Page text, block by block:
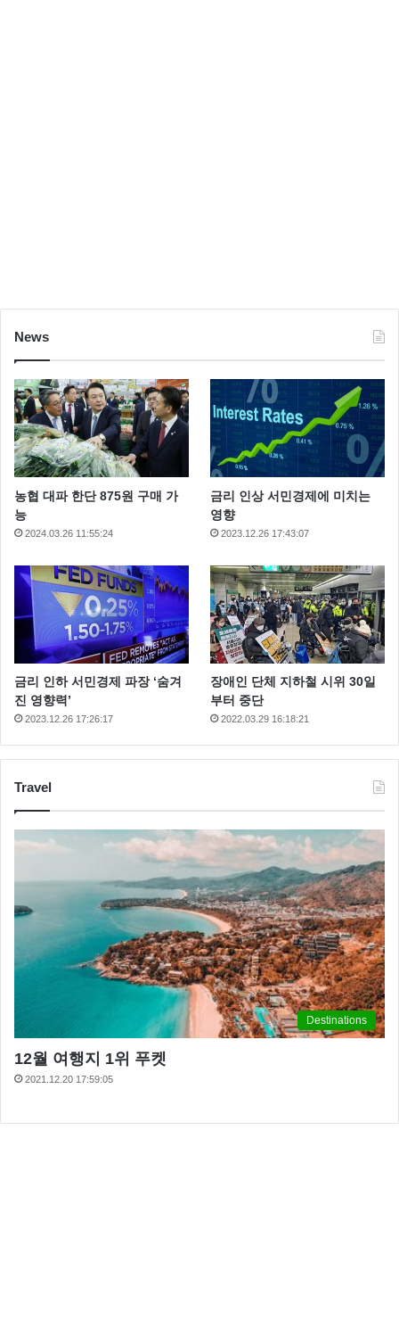
News
농협 대파 한단 875원 구매 가
능
2024.03.26 11:55:24
금리 인상 서민경제에 미치는
영향
2023.12.26 17:43:07
금리 인하 서민경제 파장 ‘숨겨
진 영향력’
2023.12.26 17:26:17
장애인 단체 지하철 시위 30일
부터 중단
2022.03.29 16:18:21
Travel
Destinations
12월 여행지 1위 푸켓
2021.12.20 17:59:05